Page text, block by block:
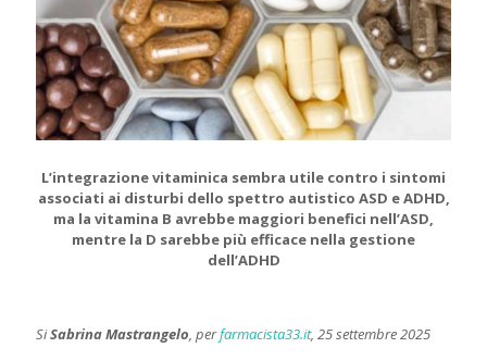
L’integrazione vitaminica sembra utile contro i sintomi
associati ai disturbi dello spettro autistico ASD e ADHD,
ma la vitamina B avrebbe maggiori benefici nell’ASD,
mentre la D sarebbe più efficace nella gestione
dell’ADHD
SiSabrina Mastrangelo, perfarmacista33.it, 25 settembre 2025